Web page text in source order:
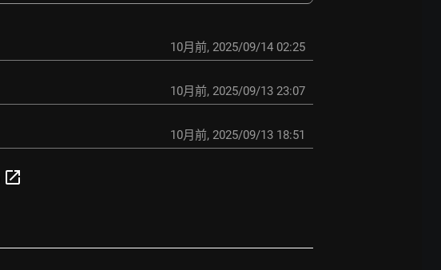
10月前, 2025/09/14 02:25
10月前, 2025/09/13 23:07
10月前, 2025/09/13 18:51
open_in_new